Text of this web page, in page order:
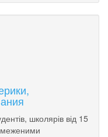
школярів від 15